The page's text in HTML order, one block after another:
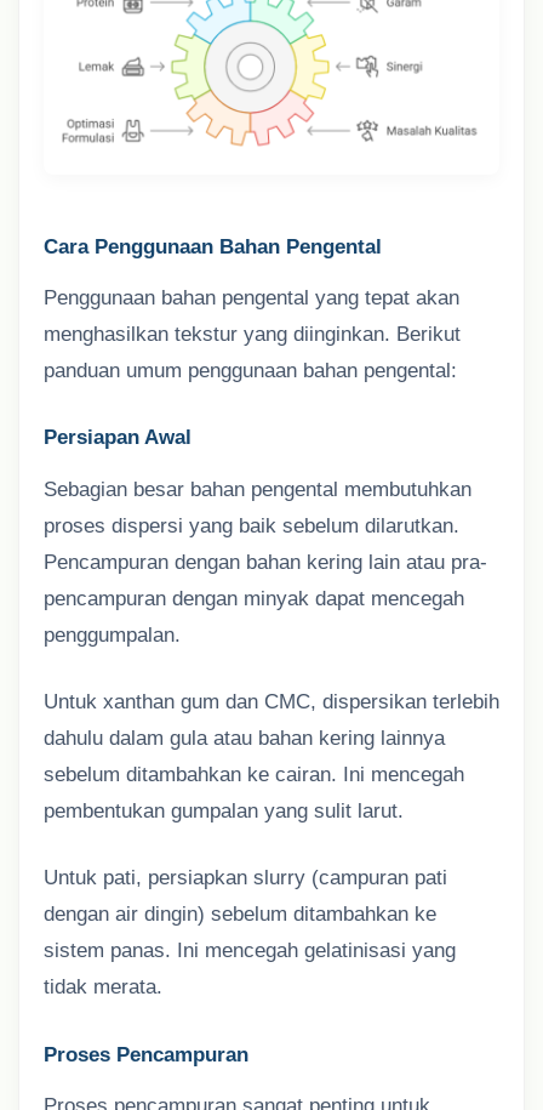
Cara Penggunaan Bahan Pengental
Penggunaan bahan pengental yang tepat akan
menghasilkan tekstur yang diinginkan. Berikut
panduan umum penggunaan bahan pengental:
Persiapan Awal
Sebagian besar bahan pengental membutuhkan
proses dispersi yang baik sebelum dilarutkan.
Pencampuran dengan bahan kering lain atau pra-
pencampuran dengan minyak dapat mencegah
penggumpalan.
Untuk xanthan gum dan CMC, dispersikan terlebih
dahulu dalam gula atau bahan kering lainnya
sebelum ditambahkan ke cairan. Ini mencegah
pembentukan gumpalan yang sulit larut.
Untuk pati, persiapkan slurry (campuran pati
dengan air dingin) sebelum ditambahkan ke
sistem panas. Ini mencegah gelatinisasi yang
tidak merata.
Proses Pencampuran